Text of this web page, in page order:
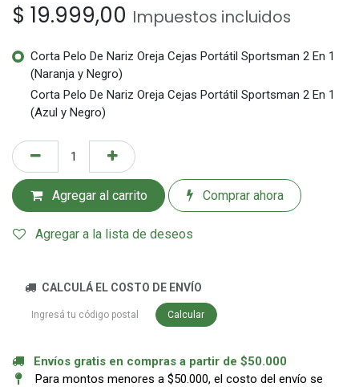
$ 19.999,00 Impuestos incluidos
Corta Pelo De Nariz Oreja Cejas Portátil Sportsman 2 En 1
(Naranja y Negro)
Corta Pelo De Nariz Oreja Cejas Portátil Sportsman 2 En 1
(Azul y Negro)
Agregar al carrito Comprar ahora
Agregar a la lista de deseos
CALCULÁ EL COSTO DE ENVÍO
Calcular
Envíos gratis en compras a partir de $50.000
Para montos menores a $50.000, el costo del envío se